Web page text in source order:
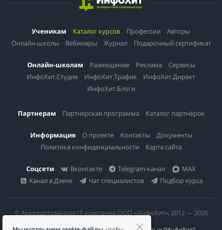
Ученикам Каталог курсов Профессии
Авторы
Онлайн-школы
Вебинары Журнал Подарочный сертификат
Онлайн-школам Размещение Реклама
Сервисы
ИнфоХит.Студия
ИнфоХит.Трафик
ИнфоХит.Директ
ИнфоХит.Блоги
Партнерам Партнерская программа Каталог партнёрок
Информация О проекте Контакты
Документы
Политика конфиденциальности
Карта сайта
Соцсети Вконтакте Telegram-канал
MAX
Канал в Дзене
Чат специалистов Подбор курса
© Аккредитованная IT-компания ООО «ИнфоХит», 2012 — 2026